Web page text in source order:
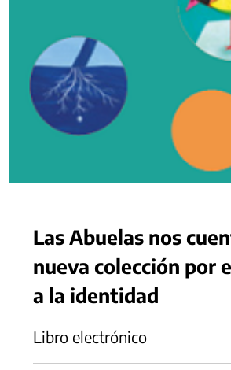
Las Abuelas nos
nueva colección por
a la identidad
Libro electrónico